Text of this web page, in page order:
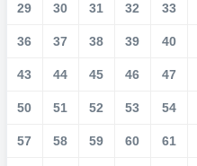
29 30 31 32 33
36 37 38 39 40
43 44 45 46 47
50 51 52 53 54
57 58 59 60 61